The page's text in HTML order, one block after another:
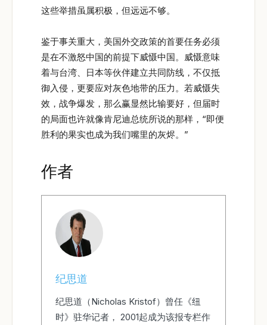
这些举措虽属积极，但远远不够。
鉴于事关重大，美国外交政策的首要任务必须
是在不激怒中国的前提下威慑中国。威慑意味
着与台湾、日本等伙伴建立共同防线，不仅抵
御入侵，更要应对灰色地带的压力。若威慑失
效，战争爆发，那么赢显然比输要好，但届时
的局面也许就像肯尼迪总统所说的那样，“即便
胜利的果实也成为我们嘴里的灰烬。”
作者
纪思道
纪思道（Nicholas Kristof）曾任《纽
时》驻华记者， 2001起成为该报专栏作